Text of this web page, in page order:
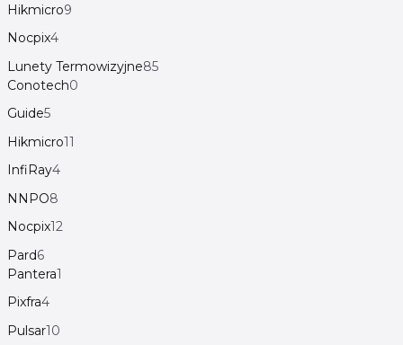
Hikmicro9
Nocpix4
Lunety Termowizyjne85
Conotech0
Guide5
Hikmicro11
InfiRay4
NNPO8
Nocpix12
Pard6
Pantera1
Pixfra4
Pulsar10